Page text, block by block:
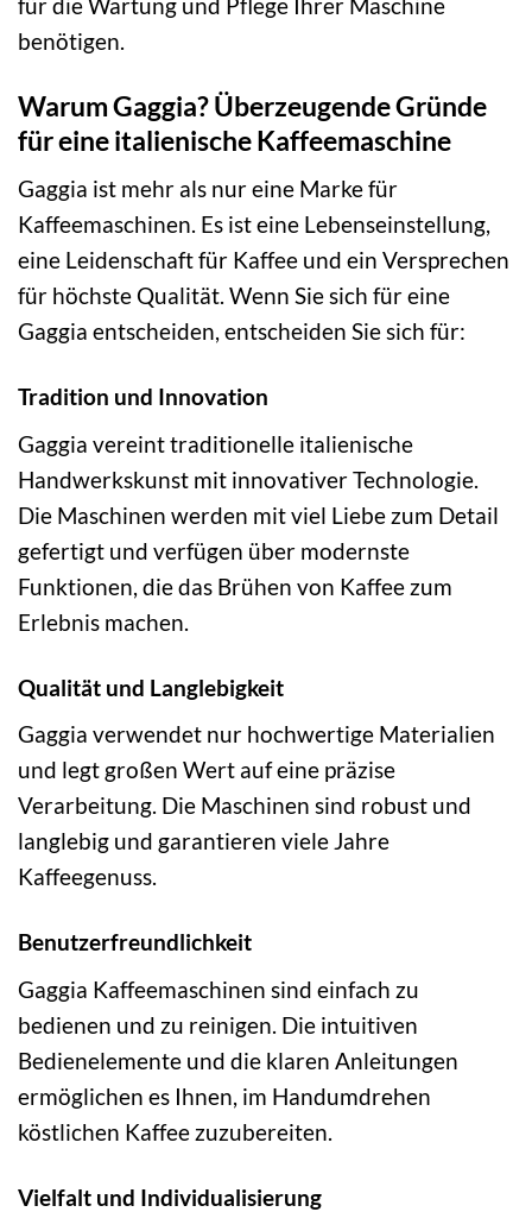
benötigen.
Warum Gaggia? Überzeugende Gründe
für eine italienische Kaffeemaschine
Gaggia ist mehr als nur eine Marke für
Kaffeemaschinen. Es ist eine Lebenseinstellung,
eine Leidenschaft für Kaffee und ein Versprechen
für höchste Qualität. Wenn Sie sich für eine
Gaggia entscheiden, entscheiden Sie sich für:
Tradition und Innovation
Gaggia vereint traditionelle italienische
Handwerkskunst mit innovativer Technologie.
Die Maschinen werden mit viel Liebe zum Detail
gefertigt und verfügen über modernste
Funktionen, die das Brühen von Kaffee zum
Erlebnis machen.
Qualität und Langlebigkeit
Gaggia verwendet nur hochwertige Materialien
und legt großen Wert auf eine präzise
Verarbeitung. Die Maschinen sind robust und
langlebig und garantieren viele Jahre
Kaffeegenuss.
Benutzerfreundlichkeit
Gaggia Kaffeemaschinen sind einfach zu
bedienen und zu reinigen. Die intuitiven
Bedienelemente und die klaren Anleitungen
ermöglichen es Ihnen, im Handumdrehen
köstlichen Kaffee zuzubereiten.
Vielfalt und Individualisierung